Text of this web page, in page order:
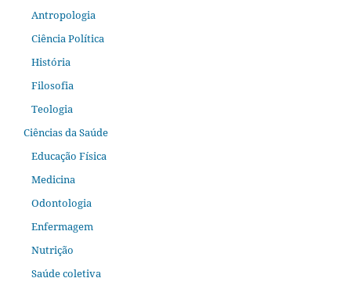
Antropologia
Ciência Política
História
Filosofia
Teologia
Ciências da Saúde
Educação Física
Medicina
Odontologia
Enfermagem
Nutrição
Saúde coletiva